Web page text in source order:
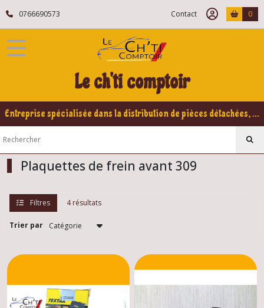
0766690573 Contact 0
Le ch'ti comptoir
Entreprise spécialisée dans la distribution de pièces détachées, refabrication pour voitures Yountimers Peugeot 205 GTI, 309 GTI - GTI16
Plaquettes de frein avant 309
Filtres 4 résultats
Trier par
Fermer
FILTRES
Peugeot
309
Train
309
Pièces
direction
avant
309
(6)